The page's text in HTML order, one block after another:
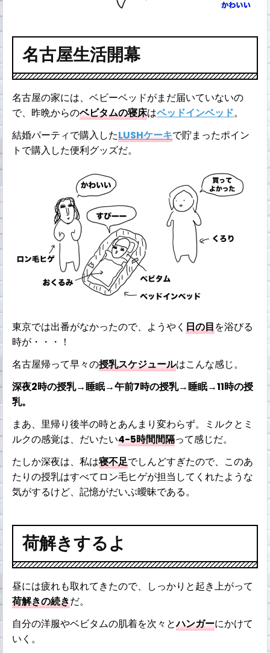
名古屋生活開幕
名古屋の家には、ベビーベッドがまだ届いていないの
で、昨晩からのベビタムの寝床はベッドインベッド。
結婚パーティで購入したLUSHケーキで貯まったポイン
トで購入した便利グッズだ。
東京では出番がなかったので、ようやく日の目を浴びる
時が・・・！
名古屋帰って早々の授乳スケジュールはこんな感じ。
深夜2時の授乳→睡眠→午前7時の授乳→睡眠→11時の授
乳。
まあ、里帰り後半の時とあんまり変わらず。ミルクとミ
ルクの感覚は、だいたい4-5時間間隔って感じだ。
たしか深夜は、私は寝不足でしんどすぎたので、このあ
たりの授乳はすべてロン毛ヒゲが担当してくれたような
気がするけど、記憶がだいぶ曖昧である。
荷解きするよ
昼には疲れも取れてきたので、しっかりと起き上がって
荷解きの続きだ。
自分の洋服やベビタムの肌着を次々とハンガーにかけて
いく。